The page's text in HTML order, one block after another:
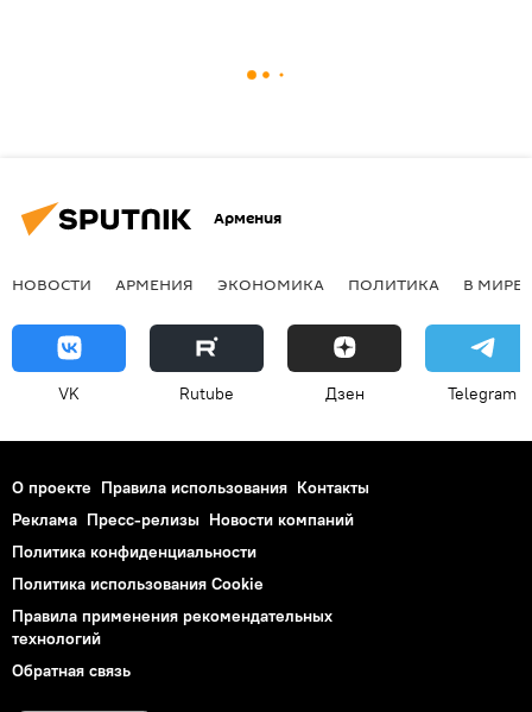
Армения
НОВОСТИ АРМЕНИЯ ЭКОНОМИКА ПОЛИТИКА В МИРЕ
VK Rutube Дзен Telegram
О проекте Правила использования Контакты
Реклама Пресс-релизы Новости компаний
Политика конфиденциальности
Политика использования Cookie
Правила применения рекомендательных
технологий
Обратная связь